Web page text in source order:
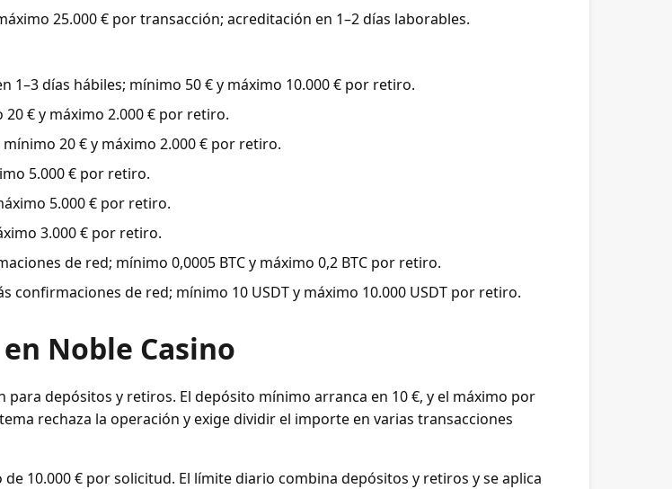
25.000 € por transacción; acreditación en 1–2 días laborables.
1–3 días hábiles; mínimo 50 € y máximo 10.000 € por retiro.
€ y máximo 2.000 € por retiro.
20 € y máximo 2.000 € por retiro.
5.000 € por retiro.
5.000 € por retiro.
3.000 € por retiro.
de red; mínimo 0,0005 BTC y máximo 0,2 BTC por retiro.
confirmaciones de red; mínimo 10 USDT y máximo 10.000 USDT por retiro.
Noble Casino
depósitos y retiros. El depósito mínimo arranca en 10 €, y el máximo por
rechaza la operación y exige dividir el importe en varias transacciones
10.000 € por solicitud. El límite diario combina depósitos y retiros y se aplica